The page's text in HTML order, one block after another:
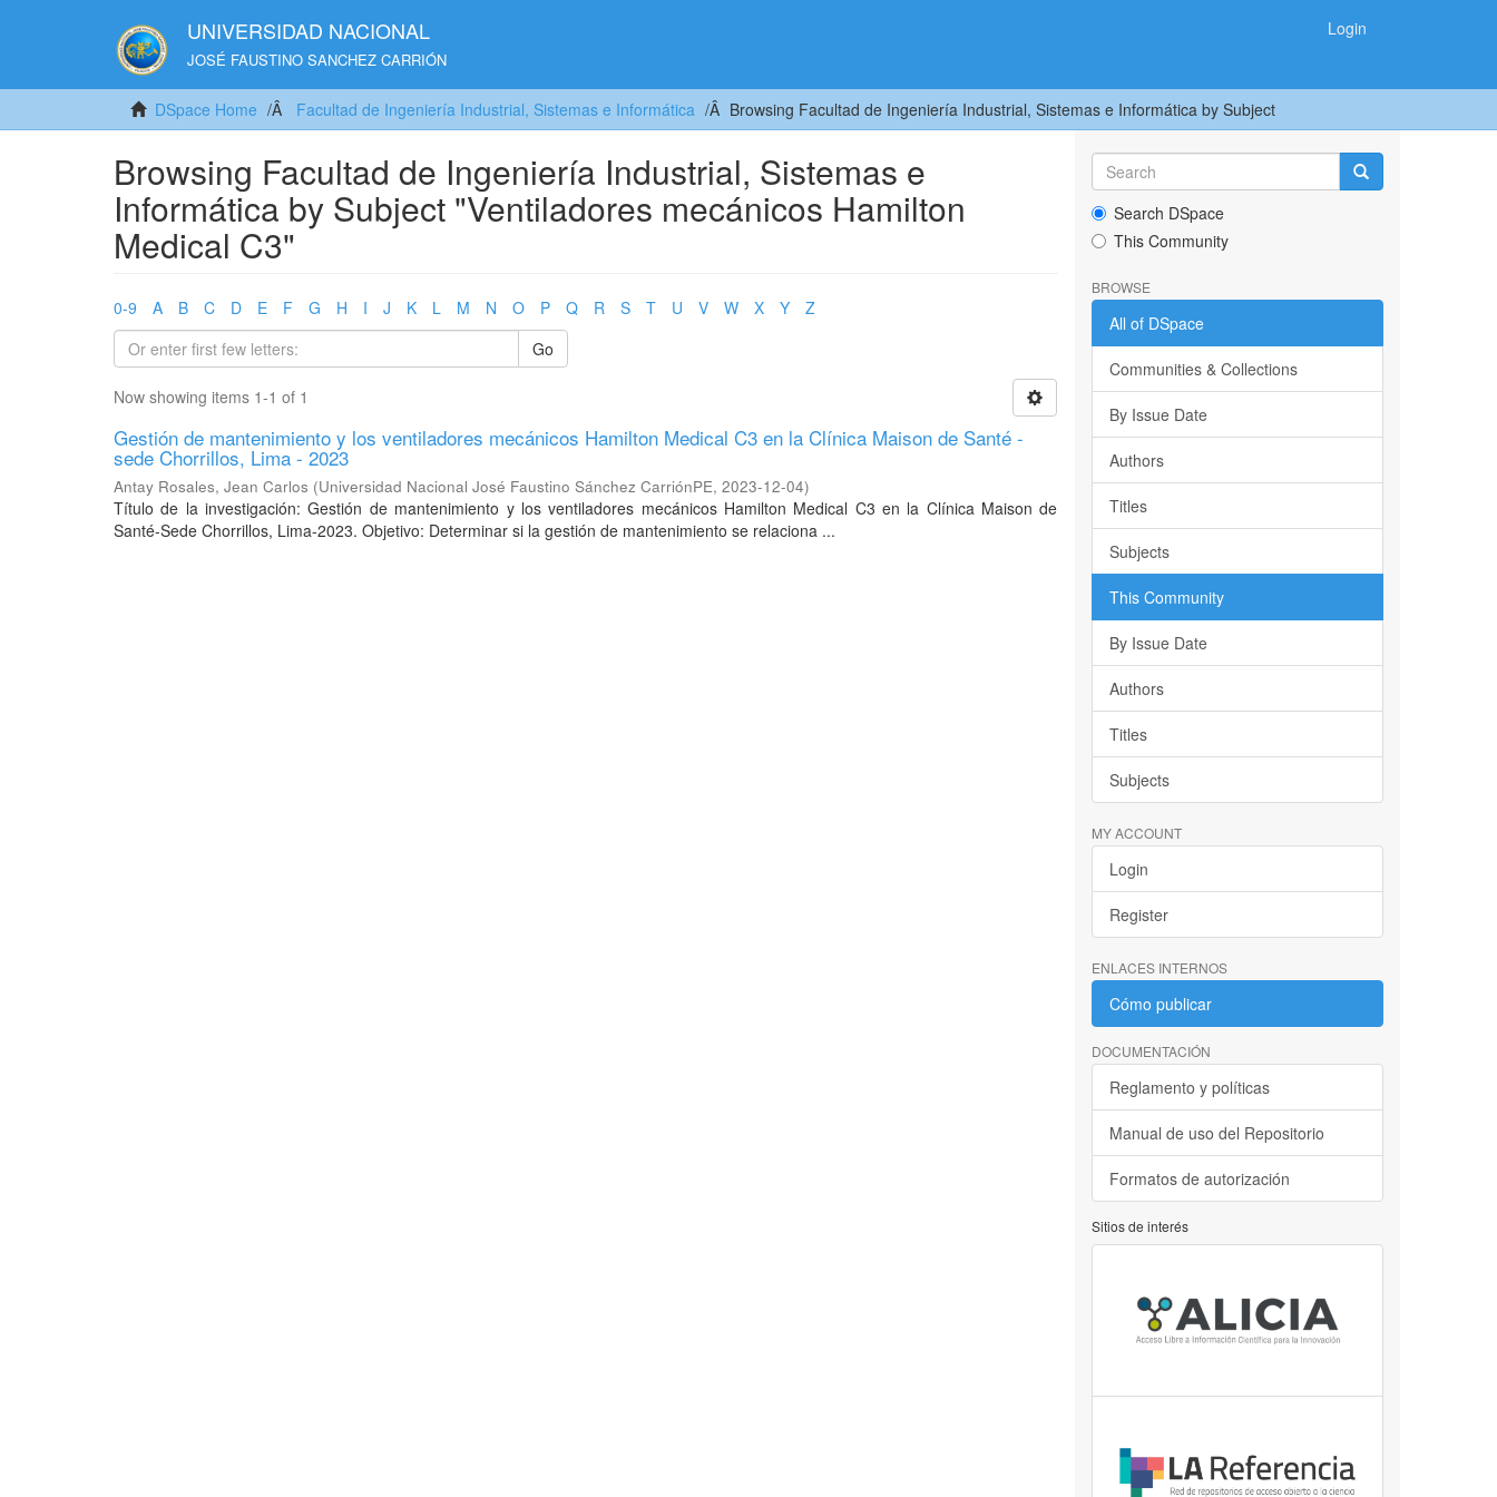
UNIVERSIDAD NACIONAL
JOSÉ FAUSTINO SANCHEZ CARRIÓN
Login
DSpace Home Facultad de Ingeniería Industrial, Sistemas e Informática Browsing Facultad de Ingeniería Industrial, Sistemas e Informática by Subject
Browsing Facultad de Ingeniería Industrial, Sistemas e
Informática by Subject "Ventiladores mecánicos Hamilton
Medical C3"
0-9 A B C D E F G H I J K L M N O P Q R S T U V W X Y
Z
Go
Now showing items 1-1 of 1
Gestión de mantenimiento y los ventiladores mecánicos Hamilton Medical C3 en la Clínica Maison de Santé -
sede Chorrillos, Lima - 2023
Antay Rosales, Jean Carlos (Universidad Nacional José Faustino Sánchez CarriónPE, 2023-12-04)
Título de la investigación: Gestión de mantenimiento y los ventiladores mecánicos Hamilton Medical C3 en la Clínica Maison de
Santé-Sede Chorrillos, Lima-2023. Objetivo: Determinar si la gestión de mantenimiento se relaciona ...
Search DSpace
This Community
BROWSE
All of DSpace
Communities & Collections
By Issue Date
Authors
Titles
Subjects
This Community
By Issue Date
Authors
Titles
Subjects
MY ACCOUNT
Login
Register
ENLACES INTERNOS
Cómo publicar
DOCUMENTACIÓN
Reglamento y políticas
Manual de uso del Repositorio
Formatos de autorización
Sitios de interés